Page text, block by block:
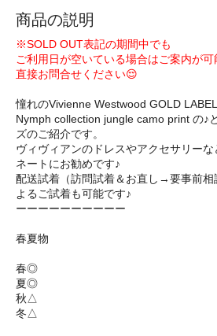
商品の説明
※SOLD OUT表記の期間中でも
ご利用日が空いている場合はご案内が可
直接お問合せください😌
憧れのVivienne Westwood GOLD
Nymph collection jungle camo print の♪
ズのご紹介です。
ヴィヴィアンのドレスやアクセサリー
ネートにお勧めです♪
配送試着（訪問試着＆お直し→要事前相
よるご試着も可能です♪
ーーーーーーーーーー
春夏物
春◎
夏◎
秋△
冬△